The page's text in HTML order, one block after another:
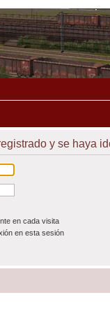
y se haya
en cada visita
en esta sesión